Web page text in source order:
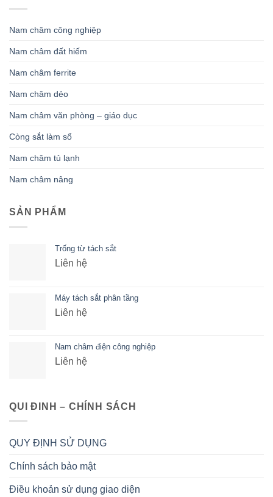
Nam châm công nghiệp
Nam châm đất hiếm
Nam châm ferrite
Nam châm dẻo
Nam châm văn phòng – giáo dục
Còng sắt làm sổ
Nam châm tủ lạnh
Nam châm nâng
SẢN PHẨM
Trống từ tách sắt
Liên hệ
Máy tách sắt phân tầng
Liên hệ
Nam châm điện công nghiệp
Liên hệ
QUI ĐINH – CHÍNH SÁCH
QUY ĐỊNH SỬ DỤNG
Chính sách bảo mật
Điều khoản sử dụng giao diện